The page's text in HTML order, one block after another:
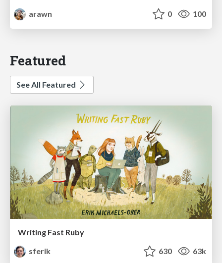
arawn
0 100
Featured
See All Featured
Writing Fast Ruby
sferik
630 63k